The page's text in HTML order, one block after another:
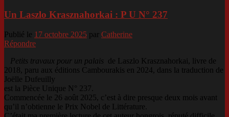
Un Laszlo Krasznahorkai : P U N° 237
Publié le 17 octobre 2025 par Catherine
Répondre
Petits travaux pour un palais de Laszlo Krasznahorkai, livre de
2018, paru aux éditions Cambourakis en 2024, dans la traduction de
Joëlle Dufeuilly
est la Pièce Unique N° 237.
Commencée le 26 août 2025, c’est à dire presque deux mois avant
qu’il n’obtienne le Prix Nobel de Littérature.